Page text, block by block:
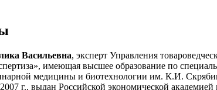
Васильевна, эксперт Управления
имеющая высшее образование по
медицины и биотехнологии им. К.И.
г., выдан Российской экономической